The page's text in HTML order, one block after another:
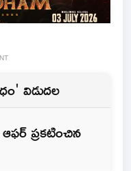
విడుదల
ప్రకటించిన